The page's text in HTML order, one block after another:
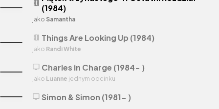
theaters (1984)
jako Samantha
theaters Things Are Looking Up (1984)
jako Randi White
tv Charles in Charge (1984- )
jako Luanne jednym odcinku
tv Simon & Simon (1981- )